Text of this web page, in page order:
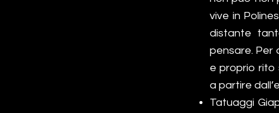
vive in
distante
pensare. Per
e proprio rito
a partire
Tatuaggi